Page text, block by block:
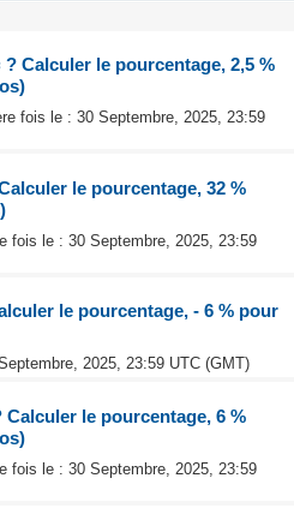
? Calculer le pourcentage, 2,5 %
fois le : 30 Septembre, 2025, 23:59
le pourcentage, 32 %
fois le : 30 Septembre, 2025, 23:59
le pourcentage, - 6 % pour
2025, 23:59 UTC (GMT)
Calculer le pourcentage, 6 %
fois le : 30 Septembre, 2025, 23:59